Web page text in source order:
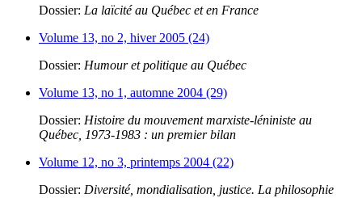
Dossier: La laïcité au Québec et en France
Volume 13, no 2, hiver 2005 (24)
Dossier: Humour et politique au Québec
Volume 13, no 1, automne 2004 (29)
Dossier: Histoire du mouvement marxiste-léniniste au
Québec, 1973-1983 : un premier bilan
Volume 12, no 3, printemps 2004 (22)
Dossier: Diversité, mondialisation, justice. La philosophie